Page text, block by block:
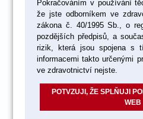
Pokračováním v používání
že jste odborníkem ve
zákona č. 40/1995 Sb., o
pozdějších předpisů, a
rizik, která jsou spojena s
informacemi takto určenými
ve zdravotnictví nejste.
POTVZUJI, ŽE SPLŇUJI
WEB